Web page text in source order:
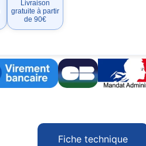
Livraison
gratuite à partir
de 90€
Fiche technique